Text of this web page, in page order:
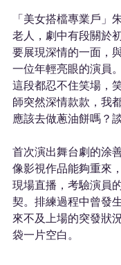
「美女搭檔專業戶」
老人，劇中有段關於
要展現深情的一面，
一位年輕亮眼的演員
這段都忍不住笑場，
師突然深情款款，我
應該去做蔥油餅嗎？
首次演出舞台劇的涂
像影視作品能夠重來
現場直播，考驗演員
契。排練過程中曾發
來不及上場的突發狀
袋一片空白。